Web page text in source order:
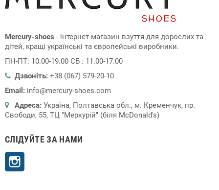
Mercury-shoes - інтернет-магазин взуття для дорослих та
дітей, кращі українські та європейські виробники.
ПН-ПТ: 10.00-19.00 СБ : 11.00-17.00
Дзвоніть: +38 (067) 579-20-10
Email: info@mercury-shoes.com
Адреса: Україна, Полтавська обл., м. Кременчук, пр.
Свободи, 55, ТЦ "Меркурій" (біля McDonald's)
СЛІДУЙТЕ ЗА НАМИ